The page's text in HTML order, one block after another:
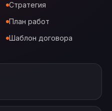
Стратегия
План работ
Шаблон договора